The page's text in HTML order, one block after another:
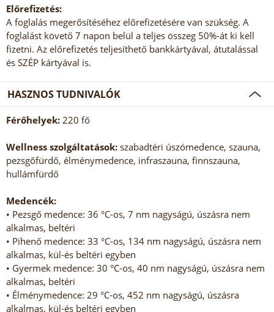
Előrefizetés:
A foglalás megerősítéséhez előrefizetésére van szükség. A
foglalást követő 7 napon belül a teljes összeg 50%-át ki kell
fizetni. Az előrefizetés teljesíthető bankkártyával, átutalással
és SZÉP kártyával is.
HASZNOS TUDNIVALÓK
Férőhelyek: 220 fő
Wellness szolgáltatások: szabadtéri úszómedence, szauna,
pezsgőfürdő, élménymedence, infraszauna, finnszauna,
hullámfürdő
Medencék:
• Pezsgő medence: 36 °C-os, 7 nm nagyságú, úszásra nem
alkalmas, beltéri
• Pihenő medence: 33 °C-os, 134 nm nagyságú, úszásra nem
alkalmas, kül-és beltéri egyben
• Gyermek medence: 30 °C-os, 40 nm nagyságú, úszásra nem
alkalmas, beltéri
• Élménymedence: 29 °C-os, 452 nm nagyságú, úszásra
alkalmas, kül-és beltéri egyben